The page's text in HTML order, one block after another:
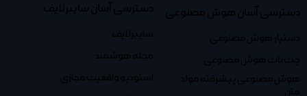
دسترسی آسان هوش مصنوعی
دستیار هوش مصنوعی
چت بات هوش مصنوعی
هوش مصنوعی پیشرفته مولد
متن
دسترسی آسان سایبرلایف
سایبرلایف
مجله هوشمند
استودیو واقعیت مجازی